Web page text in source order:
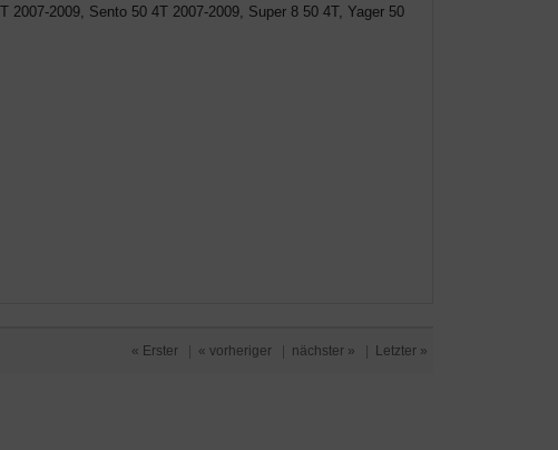
2009, Sento 50 4T 2007-2009, Super 8 50 4T, Yager 50
« Erster | « vorheriger | nächster » | Letzter »